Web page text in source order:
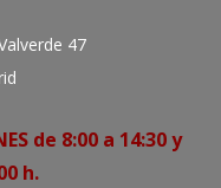
47
de 8:00 a 14:30 y
h.